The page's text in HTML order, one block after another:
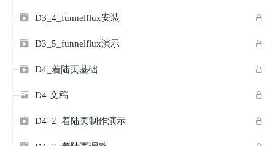

 D3_4_funnelflux安装

 D3_5_funnelflux演示

 D4_着陆页基础

 D4-文稿

 D4_2_着陆页制作演示